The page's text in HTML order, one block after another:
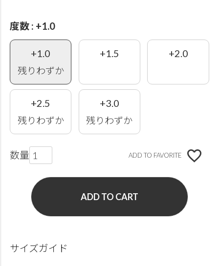
度数 +1.0
+1.0
残りわずか
+1.5 +2.0
+2.5
残りわずか
+3.0
残りわずか
ADD TO FAVORITE
ADD TO CART
サイズガイド